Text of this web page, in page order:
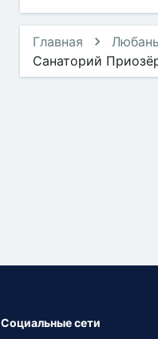
Главная
Любань
Санаторий
Социальные сети